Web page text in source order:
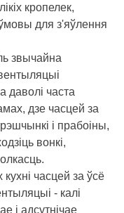
кропелек,
для з'яўлення
звычайна
даволі часта
дзе часцей за
і прабоіны,
вонкі,
часцей за ўсё
- калі
і адсутнічае